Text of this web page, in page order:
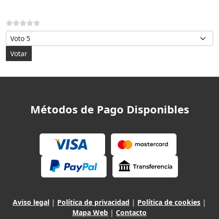
Por favor, vote
Métodos de Pago Disponibles
Aviso legal | Política de privacidad | Política de cookies |
Mapa Web | Contacto